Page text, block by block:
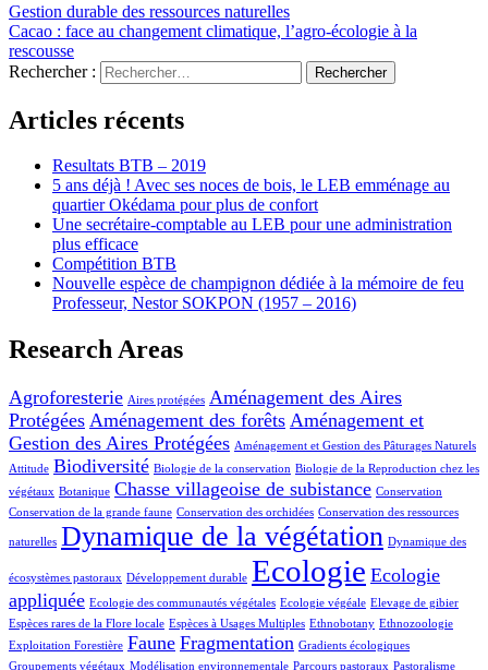
Gestion durable des ressources naturelles
Cacao : face au changement climatique, l’agro-écologie à la
rescousse
Rechercher :
Articles récents
Resultats BTB – 2019
5 ans déjà ! Avec ses noces de bois, le LEB emménage au
quartier Okédama pour plus de confort
Une secrétaire-comptable au LEB pour une administration
plus efficace
Compétition BTB
Nouvelle espèce de champignon dédiée à la mémoire de feu
Professeur, Nestor SOKPON (1957 – 2016)
Research Areas
Agroforesterie Aires protégées Aménagement des Aires
Protégées Aménagement des forêts Aménagement et
Gestion des Aires Protégées Aménagement et Gestion des Pâturages Naturels
Attitude Biodiversité Biologie de la conservation Biologie de la Reproduction chez les
végétaux Botanique Chasse villageoise de subistance Conservation
Conservation de la grande faune Conservation des orchidées Conservation des ressources
naturelles Dynamique de la végétation Dynamique des
écosystèmes pastoraux Développement durable Ecologie Ecologie
appliquée Ecologie des communautés végétales Ecologie végéale Elevage de gibier
Espèces rares de la Flore locale Espèces à Usages Multiples Ethnobotany Ethnozoologie
Exploitation Forestière Faune Fragmentation Gradients écologiques
Groupements végétaux Modélisation environnementale Parcours pastoraux Pastoralisme